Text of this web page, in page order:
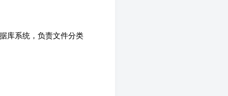
库系统，负责文件分类